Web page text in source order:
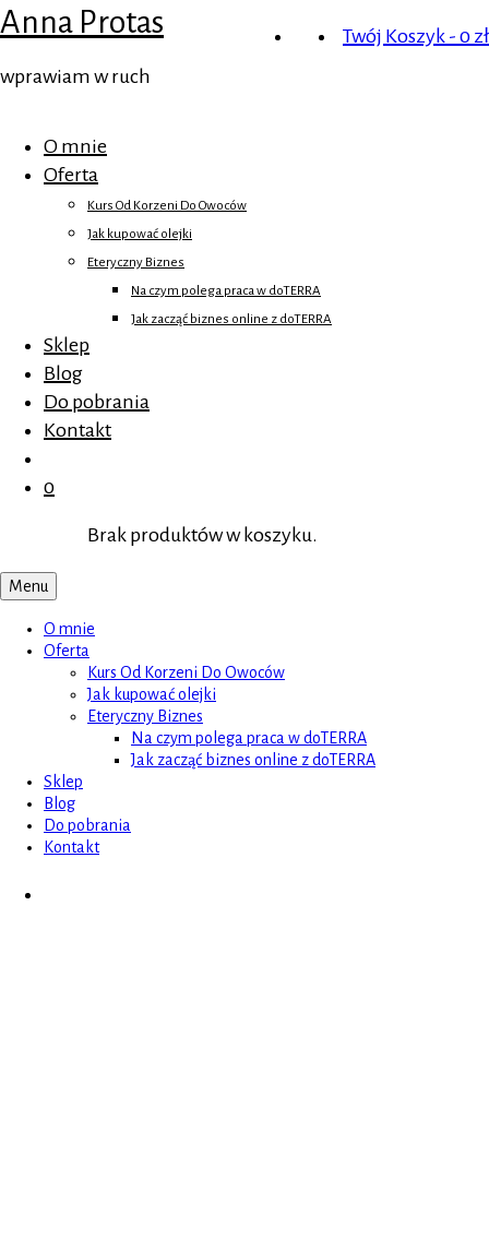
Twój Koszyk - 0 zł
Anna Protas
wprawiam w ruch
O mnie
Oferta
Kurs Od Korzeni Do Owoców
Jak kupować olejki
Eteryczny Biznes
Na czym polega praca w doTERRA
Jak zacząć biznes online z doTERRA
Sklep
Blog
Do pobrania
Kontakt
0
Brak produktów w koszyku.
Menu
O mnie
Oferta
Kurs Od Korzeni Do Owoców
Jak kupować olejki
Eteryczny Biznes
Na czym polega praca w doTERRA
Jak zacząć biznes online z doTERRA
Sklep
Blog
Do pobrania
Kontakt